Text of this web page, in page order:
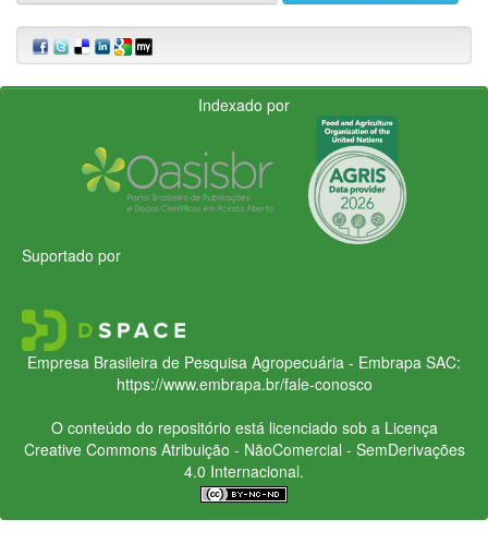
Indexado por
Suportado por
Empresa Brasileira de Pesquisa Agropecuária - Embrapa SAC:
https://www.embrapa.br/fale-conosco
O conteúdo do repositório está licenciado sob a Licença
Creative CommonsAtribuição - NãoComercial - SemDerivações
4.0 Internacional.